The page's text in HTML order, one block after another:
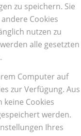
zu speichern. Sie
Cookies
nutzen zu
alle gesetzten
Computer auf
zur Verfügung. Aus
Cookies
werden.
Ihres